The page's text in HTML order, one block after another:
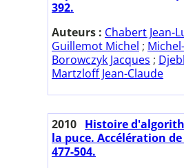
392.
Auteurs : Chabert Jean-
Guillemot Michel ;
Borowczyk Jacques ;
Martzloff Jean-Claude
2010 Histoire
la puce. Accélération
477-504.